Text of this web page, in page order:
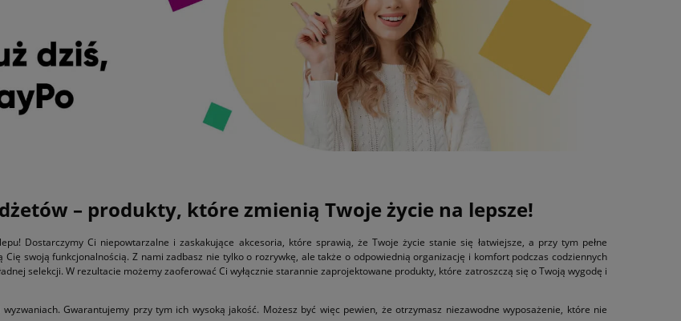
– produkty, które zmienią Twoje życie na lepsze!
Dostarczymy Ci niepowtarzalne i zaskakujące akcesoria, które sprawią, że Twoje życie stanie się łatwiejsze, a przy tym pełne
swoją funkcjonalnością. Z nami zadbasz nie tylko o rozrywkę, ale także o odpowiednią organizację i komfort podczas codziennych
selekcji. W rezultacie możemy zaoferować Ci wyłącznie starannie zaprojektowane produkty, które zatroszczą się o Twoją wygodę i
Gwarantujemy przy tym ich wysoką jakość. Możesz być więc pewien, że otrzymasz niezawodne wyposażenie, które nie